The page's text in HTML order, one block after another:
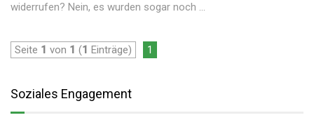
widerrufen? Nein, es wurden sogar noch ...
Seite 1 von 1 (1 Einträge) 1
Soziales Engagement